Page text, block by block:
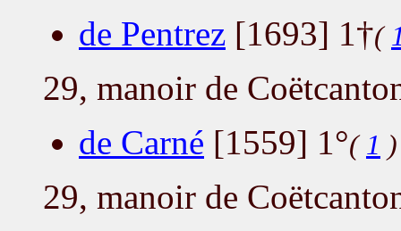
de Pentrez [1693] 1†(
29, manoir de
de Carné [1559] 1°( 1 )
29, manoir de